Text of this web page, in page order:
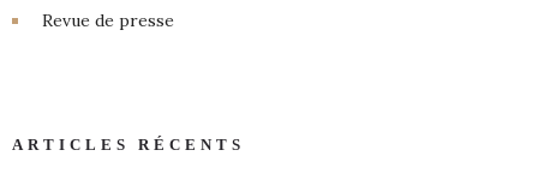
Revue de presse
ARTICLES RÉCENTS